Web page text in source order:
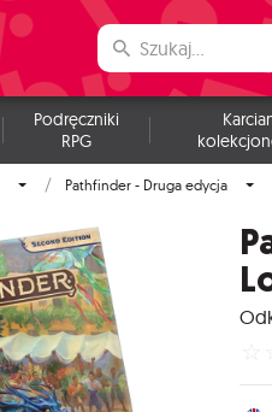
Podręczniki
RPG
Pathfinder - Druga edycja